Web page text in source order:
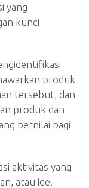
yang
kunci
produk
tersebut, dan
produk dan
bernilai bagi
aktivitas yang
atau ide.